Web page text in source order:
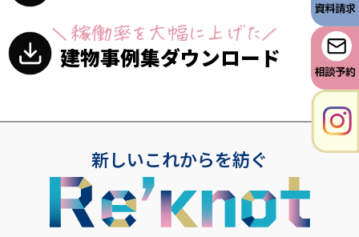
建物事例集ダウンロード
新しいこれからを紡ぐ